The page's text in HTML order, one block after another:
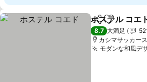
シェアお気に入
ホステル コエ
8.7 大満足
カシマサッカー
モダンな和風デ